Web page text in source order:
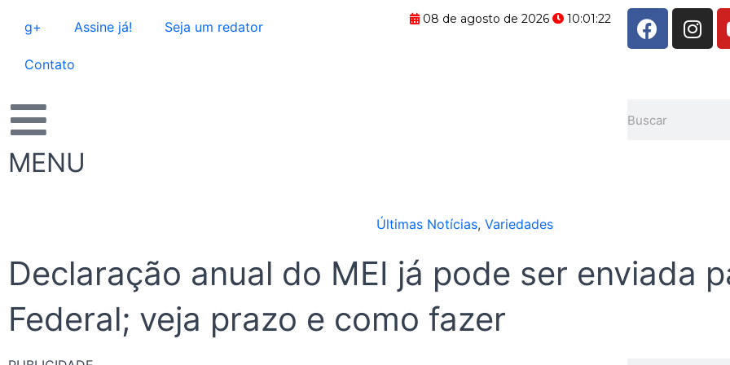
para
conteúdo
g+ Assine já! Seja um redator
Contato
08 de agosto de 2026 10:01:23
F
a
o
I
n
MENU
Últimas Notícias, Variedades
Declaração anual do MEI já pode ser enviada
Federal; veja prazo e como fazer